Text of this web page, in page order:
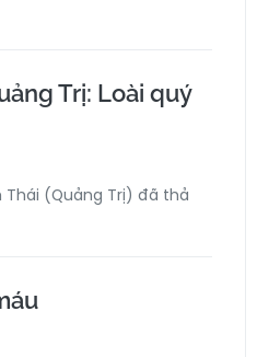
Trị: Loài quý
Thái (Quảng Trị) đã thả